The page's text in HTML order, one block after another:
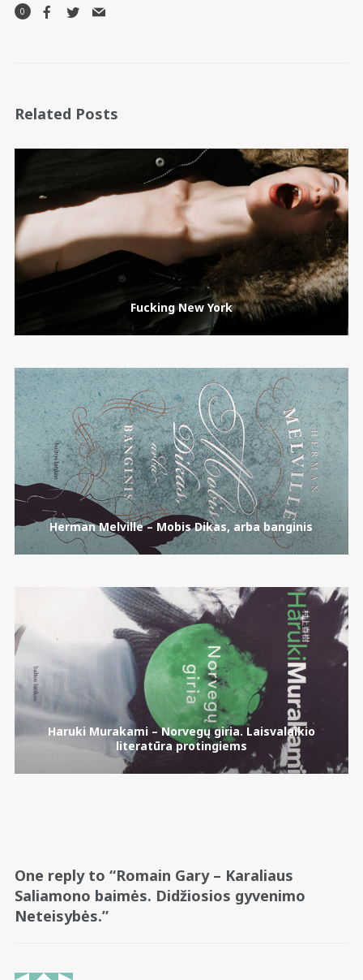
0
Related Posts
Fucking New York
Herman Melville – Mobis Dikas, arba banginis
Haruki Murakami – Norvegų giria. Laisvalaikio
literatūra protingiems
One reply to “Romain Gary – Karaliaus
Saliamono baimės. Didžiosios gyvenimo
Neteisybės.”